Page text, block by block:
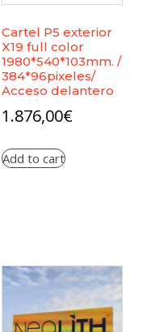
Cartel P5 exterior
X19 full color
1980*540*103mm. /
384*96pixeles/
Acceso delantero
1.876,00€
Add to cart